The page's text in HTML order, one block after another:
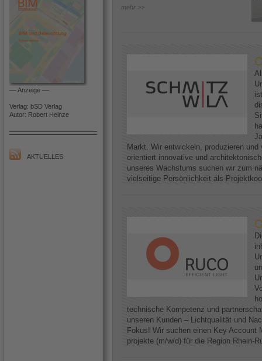
–– Anzeige ––
Verlag: bSD Verlag
Autor: Robert Heinze
AKTUELLES
mehr >>
Markt. Wir entwickeln, produzieren
orientiert innovative und
unseres Wachstums suchen wir zum
vielseitige Persönlichkeit als
technische Kompetenz und
unseren Kunden – Lichtqualität und
Fokus! Wir suchen einen Key Account
projekte (m/w/d) für die Region Rhein-